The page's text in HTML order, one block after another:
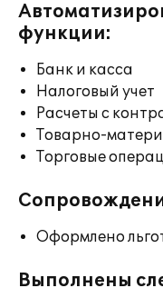
функции:
Банк и касса
Налоговый учет
Расчеты с
Товарно-
Торговые
Оформлено
Выполнены